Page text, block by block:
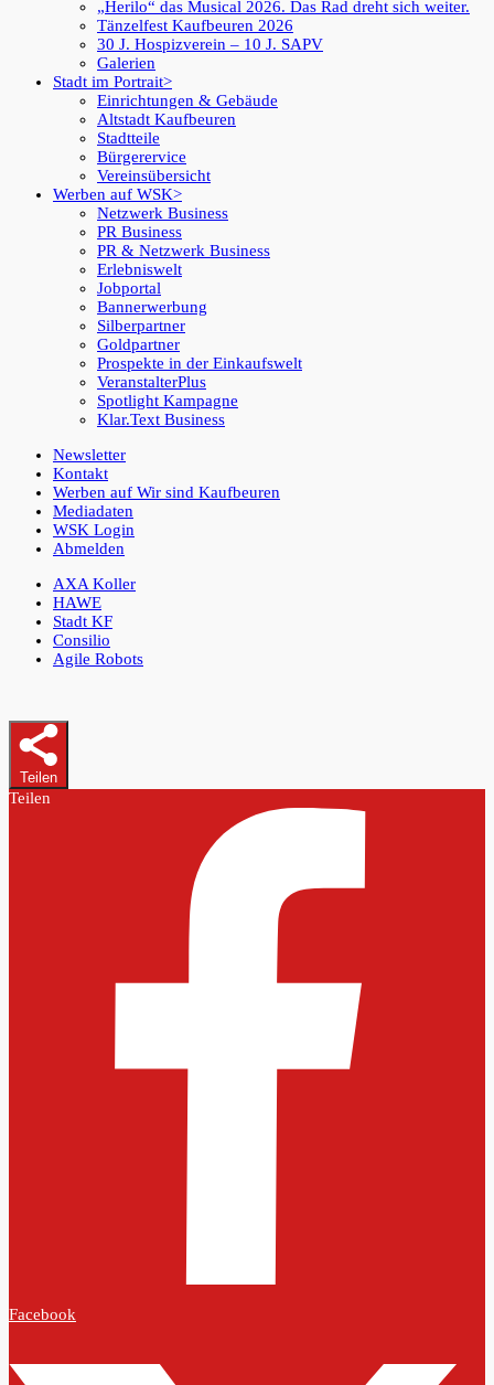
„Herilo“ das Musical 2026. Das Rad dreht sich weiter.
Tänzelfest Kaufbeuren 2026
30 J. Hospizverein – 10 J. SAPV
Galerien
Stadt im Portrait
Einrichtungen & Gebäude
Altstadt Kaufbeuren
Stadtteile
Bürgerervice
Vereinsübersicht
Werben auf WSK
Netzwerk Business
PR Business
PR & Netzwerk Business
Erlebniswelt
Jobportal
Bannerwerbung
Silberpartner
Goldpartner
Prospekte in der Einkaufswelt
VeranstalterPlus
Spotlight Kampagne
Klar.Text Business
Newsletter
Kontakt
Werben auf Wir sind Kaufbeuren
Mediadaten
WSK Login
Abmelden
AXA Koller
HAWE
Stadt KF
Consilio
Agile Robots
Teilen
Teilen
Facebook